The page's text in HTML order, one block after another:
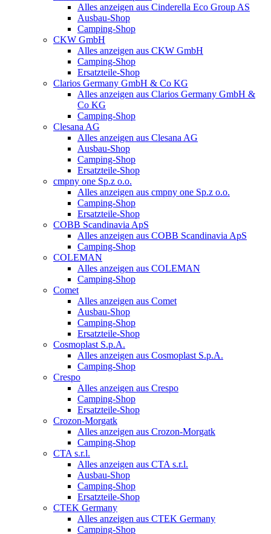
Alles anzeigen aus Cinderella Eco Group AS
Ausbau-Shop
Camping-Shop
CKW GmbH
Alles anzeigen aus CKW GmbH
Camping-Shop
Ersatzteile-Shop
Clarios Germany GmbH & Co KG
Alles anzeigen aus Clarios Germany GmbH &
Co KG
Camping-Shop
Clesana AG
Alles anzeigen aus Clesana AG
Ausbau-Shop
Camping-Shop
Ersatzteile-Shop
cmpny one Sp.z o.o.
Alles anzeigen aus cmpny one Sp.z o.o.
Camping-Shop
Ersatzteile-Shop
COBB Scandinavia ApS
Alles anzeigen aus COBB Scandinavia ApS
Camping-Shop
COLEMAN
Alles anzeigen aus COLEMAN
Camping-Shop
Comet
Alles anzeigen aus Comet
Ausbau-Shop
Camping-Shop
Ersatzteile-Shop
Cosmoplast S.p.A.
Alles anzeigen aus Cosmoplast S.p.A.
Camping-Shop
Crespo
Alles anzeigen aus Crespo
Camping-Shop
Ersatzteile-Shop
Crozon-Morgatk
Alles anzeigen aus Crozon-Morgatk
Camping-Shop
CTA s.r.l.
Alles anzeigen aus CTA s.r.l.
Ausbau-Shop
Camping-Shop
Ersatzteile-Shop
CTEK Germany
Alles anzeigen aus CTEK Germany
Camping-Shop